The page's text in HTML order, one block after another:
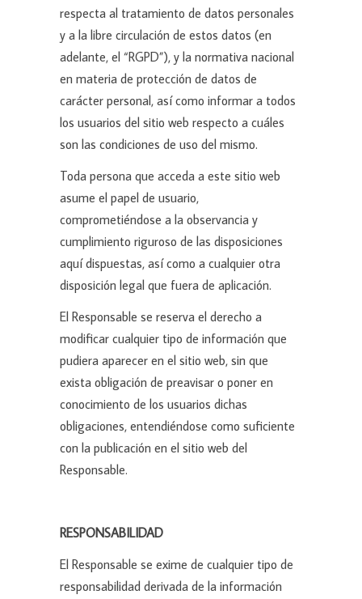
respecta al tratamiento de datos personales
y a la libre circulación de estos datos (en
adelante, el “RGPD”), y la normativa nacional
en materia de protección de datos de
carácter personal, así como informar a todos
los usuarios del sitio web respecto a cuáles
son las condiciones de uso del mismo.
Toda persona que acceda a este sitio web
asume el papel de usuario,
comprometiéndose a la observancia y
cumplimiento riguroso de las disposiciones
aquí dispuestas, así como a cualquier otra
disposición legal que fuera de aplicación.
El Responsable se reserva el derecho a
modificar cualquier tipo de información que
pudiera aparecer en el sitio web, sin que
exista obligación de preavisar o poner en
conocimiento de los usuarios dichas
obligaciones, entendiéndose como suficiente
con la publicación en el sitio web del
Responsable.
RESPONSABILIDAD
El Responsable se exime de cualquier tipo de
responsabilidad derivada de la información